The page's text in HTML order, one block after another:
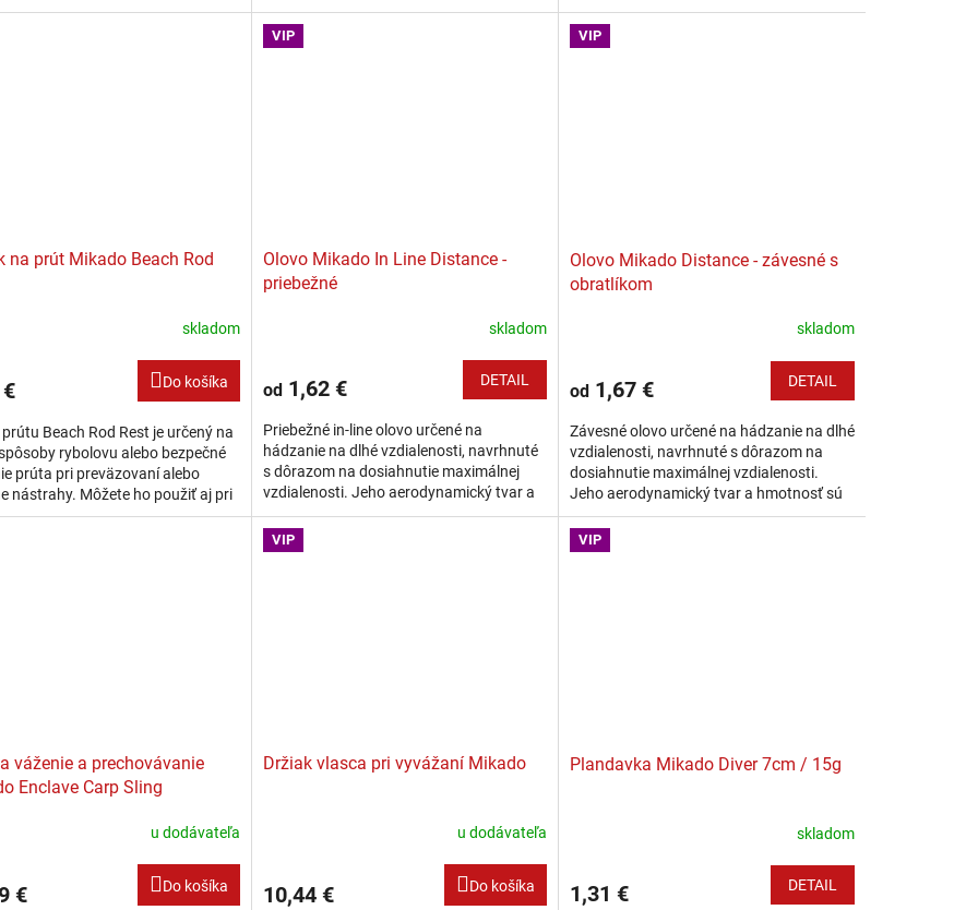
plávajúcou...
úpravou zabraňuje skĺznutiu ruky i v
prípade, že...
na prút Mikado Beach Rod
skladom
Do košíka
Beach Rod Rest je určený na
rybolovu alebo bezpečné
prúta pri preväzovaní alebo
nástrahy. Môžete ho použiť aj pri
feeder, lov dravcov alebo...
VIP
Olovo Mikado In Line Distance -
priebežné
skladom
od1,62 € DETAIL
Priebežné in-line olovo určené na
hádzanie na dlhé vzdialenosti, navrhnuté
s dôrazom na dosiahnutie maximálnej
vzdialenosti. Jeho aerodynamický tvar a
hmotnosť sú optimalizované tak, aby...
VIP
Olovo Mikado Distance - závesné s
obratlíkom
skladom
od1,67 € DETAIL
Závesné olovo určené na hádzanie na dlhé
vzdialenosti, navrhnuté s dôrazom na
dosiahnutie maximálnej vzdialenosti.
Jeho aerodynamický tvar a hmotnosť sú
optimalizované tak, aby minimalizovali
odpor...
váženie a prechovávanie
Enclave Carp Sling
u dodávateľa
€ Do košíka
VIP
Držiak vlasca pri vyvážaní Mikado
u dodávateľa
10,44 € Do košíka
VIP
Plandavka Mikado Diver 7cm / 15g
skladom
1,31 € DETAIL